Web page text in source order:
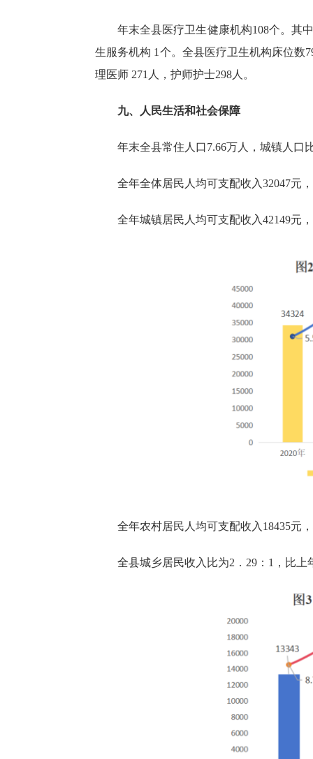
年末全县医疗卫生健康机构108个。其
生服务机构 1 个。全县医疗卫生机构床位数
理医师 271 人，护师护士298 人。
九、人民生活和社会保障
年末全县常住人口7.66万人 ， 城镇人口
全年全体居民人均可支配收入32047元
全年城镇居民人均可支配收入42149元
全年农村居民人均可支配收入 18435元
全县城乡居民收入比为2． 29 ：1，比上